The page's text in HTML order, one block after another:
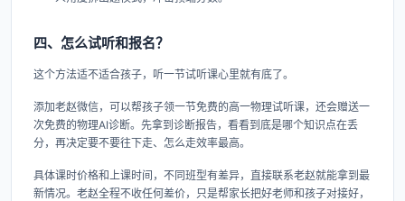
四、怎么试听和报名？
这个方法适不适合孩子，听一节试听课心里就有底了。
添加老赵微信，可以帮孩子领一节免费的高一物理试听课，还会赠送一
次免费的物理AI诊断。先拿到诊断报告，看看到底是哪个知识点在丢
分，再决定要不要往下走、怎么走效率最高。
具体课时价格和上课时间，不同班型有差异，直接联系老赵就能拿到最
新情况。老赵全程不收任何差价，只是帮家长把好老师和孩子对接好，